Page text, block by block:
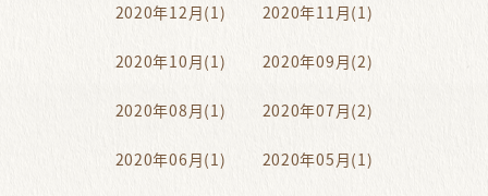
2020年12月(1) 2020年11月(1)
2020年10月(1) 2020年09月(2)
2020年08月(1) 2020年07月(2)
2020年06月(1) 2020年05月(1)